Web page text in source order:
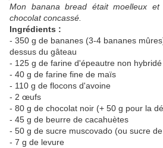
Mon banana bread était moelleux
chocolat concassé.
Ingrédients :
- 350 g de bananes (3-4 bananes
dessus du gâteau
- 125 g de farine d'épeautre non
- 40 g de farine fine de maïs
- 110 g de flocons d'avoine
- 2 œufs
- 80 g de chocolat noir (+ 50 g pour la
- 45 g de beurre de cacahuètes
- 50 g de sucre muscovado (ou sucre
- 7 g de levure